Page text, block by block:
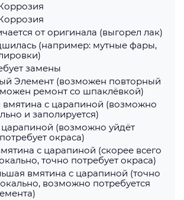
от оригинала (выгорел лак)
(например: мутные фары,
замены
Элемент (возможен повторный
ремонт со шпаклёвкой)
вмятина с царапиной (возможно
и заполируется)
(возможно уйдёт
окраса)
с царапиной (скорее всего
точно потребует окраса)
вмятина с царапиной (точно
возможно потребуется